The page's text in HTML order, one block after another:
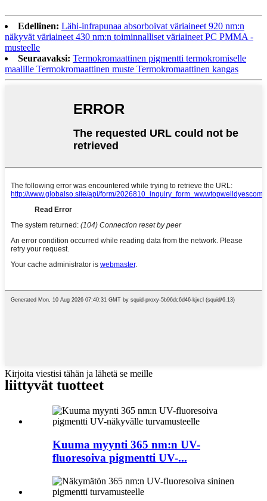
Edellinen: Lähi-infrapunaa absorboivat väriaineet 920 nm:n
näkyvät väriaineet 430 nm:n toiminnalliset väriaineet PC PMMA -
musteelle
Seuraavaksi: Termokromaattinen pigmentti termokromiselle
maalille Termokromaattinen muste Termokromaattinen kangas
Kirjoita viestisi tähän ja lähetä se meille
liittyvät tuotteet
Kuuma myynti 365 nm:n UV-
fluoresoiva pigmentti UV-...